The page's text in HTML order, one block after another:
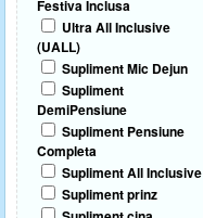
Festiva Inclusa
Ultra All Inclusive
(UALL)
Supliment Mic Dejun
Supliment
DemiPensiune
Supliment Pensiune
Completa
Supliment All Inclusive
Supliment prinz